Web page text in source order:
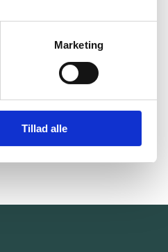
Marketing
Tillad alle